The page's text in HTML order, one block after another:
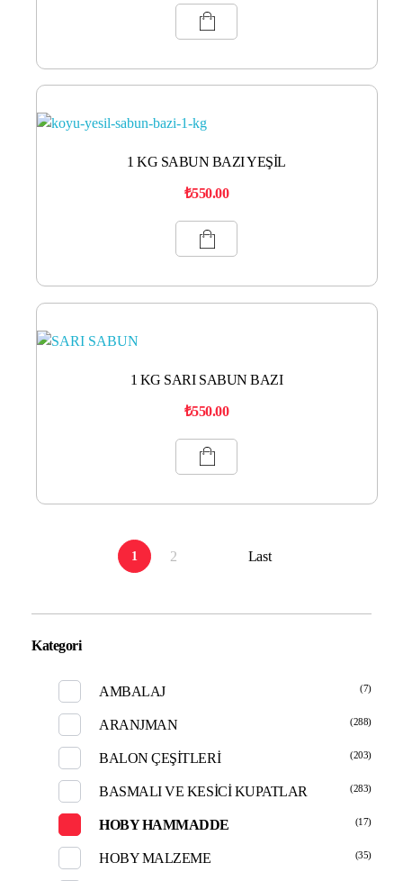
1 KG SABUN BAZI YEŞİL
₺550.00
1 KG SARI SABUN BAZI
₺550.00
1 2 Last
Kategori
AMBALAJ (7)
ARANJMAN (288)
BALON ÇEŞİTLERİ (203)
BASMALI VE KESİCİ KUPATLAR (283)
HOBY HAMMADDE (17)
HOBY MALZEME (35)